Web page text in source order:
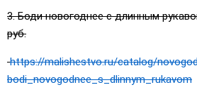
3. Боди новогоднее с длинным
руб.
https://malishestvo.ru/catalog/
bodi_novogodnee_s_dlinnym_rukavom